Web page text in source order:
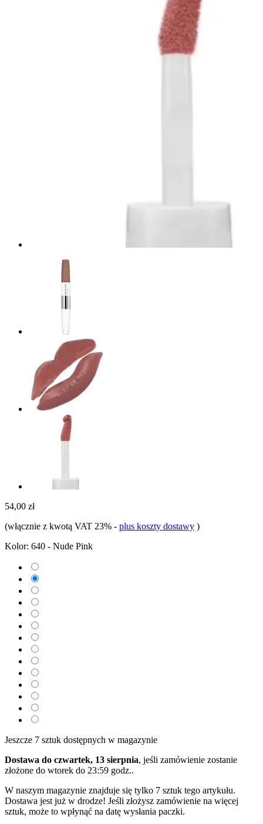
54,00 zł
(włącznie z kwotą VAT 23% - plus koszty dostawy )
Kolor: 640 - Nude Pink
Jeszcze 7 sztuk dostępnych w magazynie
Dostawa do czwartek, 13 sierpnia, jeśli zamówienie zostanie
złożone do wtorek do 23:59 godz..
W naszym magazynie znajduje się tylko 7 sztuk tego artykułu.
Dostawa jest już w drodze! Jeśli złożysz zamówienie na więcej
sztuk, może to wpłynąć na datę wysłania paczki.